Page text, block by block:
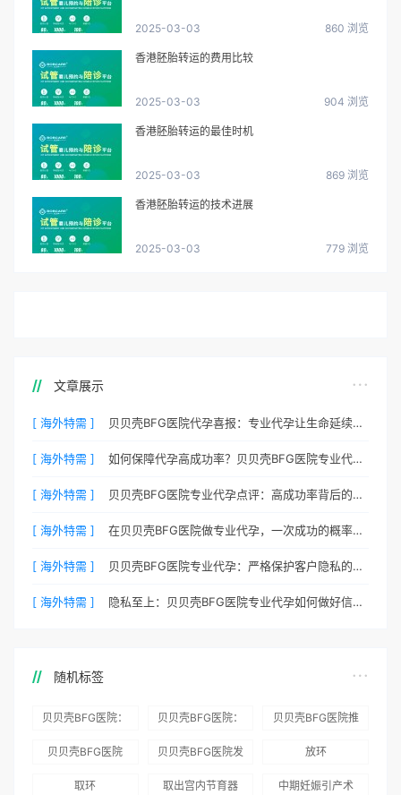
2025-03-03 860 浏览
香港胚胎转运的费用比较
2025-03-03 904 浏览
香港胚胎转运的最佳时机
2025-03-03 869 浏览
香港胚胎转运的技术进展
2025-03-03 779 浏览
文章展示
[ 海外特需 ] 贝贝壳BFG医院代孕喜报：专业代孕让生命延续更简单
[ 海外特需 ] 如何保障代孕高成功率？贝贝壳BFG医院专业代孕方案解析
[ 海外特需 ] 贝贝壳BFG医院专业代孕点评：高成功率背后的医疗神话
[ 海外特需 ] 在贝贝壳BFG医院做专业代孕，一次成功的概率有多大？
[ 海外特需 ] 贝贝壳BFG医院专业代孕：严格保护客户隐私的安心之选
[ 海外特需 ] 隐私至上：贝贝壳BFG医院专业代孕如何做好信息保密？
随机标签
贝贝壳BFG医院：
务
贝贝壳BFG医院：
术”和“法律支持”
贝贝壳BFG医院推
贝贝壳BFG医院
贝贝壳BFG医院发
放环
取环 取出宫内节育器 中期妊娠引产术